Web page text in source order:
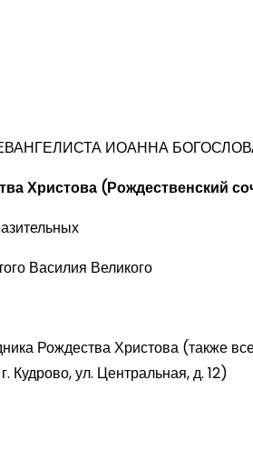
ИОАННА
Христова (Рождественский
Василия Великого
Рождества Христова (также
Кудрово, ул. Центральная, д. 12)